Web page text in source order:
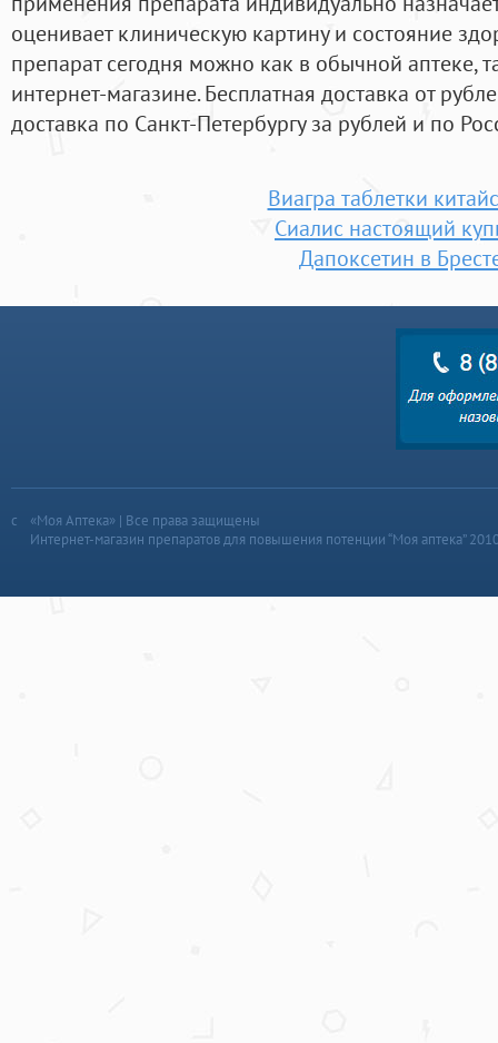
оценивает клиническую картину и состояние
препарат сегодня можно как в обычной аптеке,
интернет-магазине. Бесплатная доставка от
доставка по Санкт-Петербургу за рублей и по
Виагра таблетки
Сиалис настоящий
Дапоксетин в
«Моя Аптека» | Все права защищены
Интернет-магазин препаратов для повышения потенции “Моя аптека”